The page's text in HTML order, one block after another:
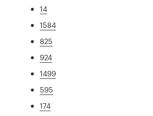
14
1584
825
924
1499
595
174